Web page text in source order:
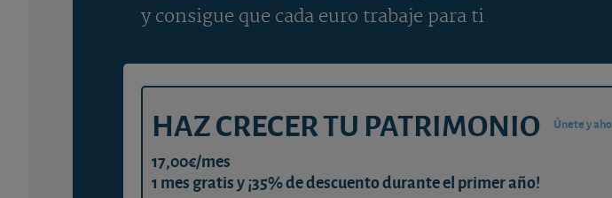
y consigue que cada euro trabaje para ti
HAZ CRECER TU PATRIMONIO Únete y
17,00€/mes
1 mes gratis y ¡35% de descuento durante el primer año!